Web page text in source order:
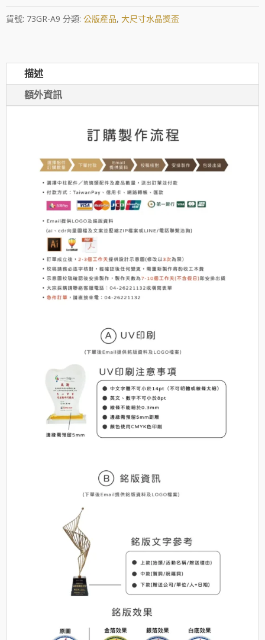
數
量
貨號: 73GR-A9 分類: 公版產品, 大尺寸水晶獎盃
描述
額外資訊